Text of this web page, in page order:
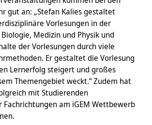
gut an: „Stefan Kalies gestaltet
Vorlesungen in der
Medizin und Physik und
der Vorlesungen durch viele
Er gestaltet die Vorlesung
Lernerfolg steigert und großes
Themengebiet weckt.“ Zudem hat
mit Studierenden
Fachrichtungen am iGEM Wettbewerb